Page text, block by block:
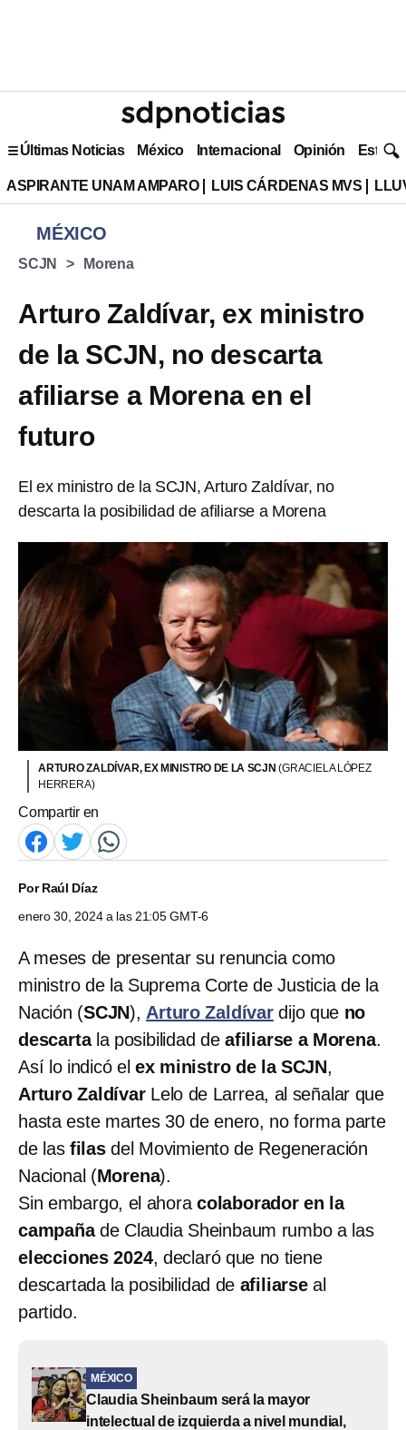
Últimas Noticias México Internacional Opinión Estilo
ASPIRANTE UNAM AMPARO LUIS CÁRDENAS MVS
MÉXICO
SCJN Morena
Arturo Zaldívar, ex ministro
de la SCJN, no descarta
afiliarse a Morena en el
futuro
El ex ministro de la SCJN, Arturo Zaldívar, no
descarta la posibilidad de afiliarse a Morena
ARTURO ZALDÍVAR, EX MINISTRO DE LA SCJN(GRACIELA LÓPEZ
HERRERA)
Compartir en
PorRaúl Díaz
enero 30, 2024 a las 21:05 GMT-6
A meses de presentar su renuncia como
ministro de la Suprema Corte de Justicia de la
Nación (SCJN), Arturo Zaldívardijo que no
descartala posibilidad deafiliarse a Morena.
Así lo indicó el ex ministro de la SCJN,
Arturo ZaldívarLelo de Larrea, al señalar que
hasta este martes 30 de enero, no forma parte
de las filasdel Movimiento de Regeneración
Nacional (Morena).
Sin embargo, el ahora colaborador en la
campañade Claudia Sheinbaum rumbo a las
elecciones 2024, declaró que no tiene
descartada la posibilidad de afiliarseal
partido.
MÉXICO
Claudia Sheinbaum será la mayor
intelectual de izquierda a nivel mundial,